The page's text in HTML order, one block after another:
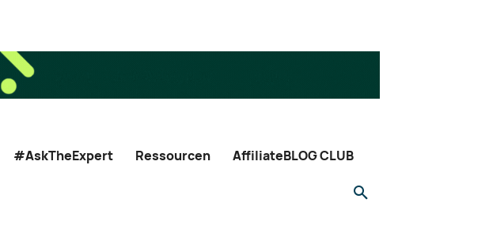
#AskTheExpert Ressourcen AffiliateBLOG CLUB